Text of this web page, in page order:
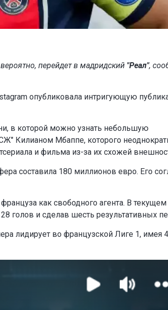
перейдет в мадридский "Реал",
опубликовала интригующую
в которой можно узнать небольшую
Килианом Мбаппе, которого
и фильма из-за их схожей
составила 180 миллионов евро. Его
как свободного агента. В
голов и сделав шесть результативных
лидирует во французской Лиге 1, имея